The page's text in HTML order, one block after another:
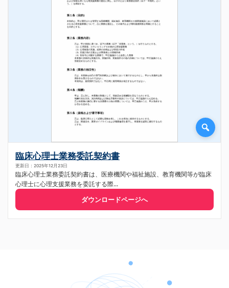
臨床心理士業務委託契約書
更新日：2025年12月23日
臨床心理士業務委託契約書は、医療機関や福祉施設、教育機関等が臨床
心理士に心理支援業務を委託する際...
ダウンロードページへ